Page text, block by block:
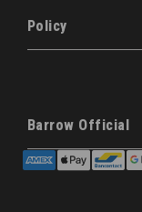
Policy
Barrow Official